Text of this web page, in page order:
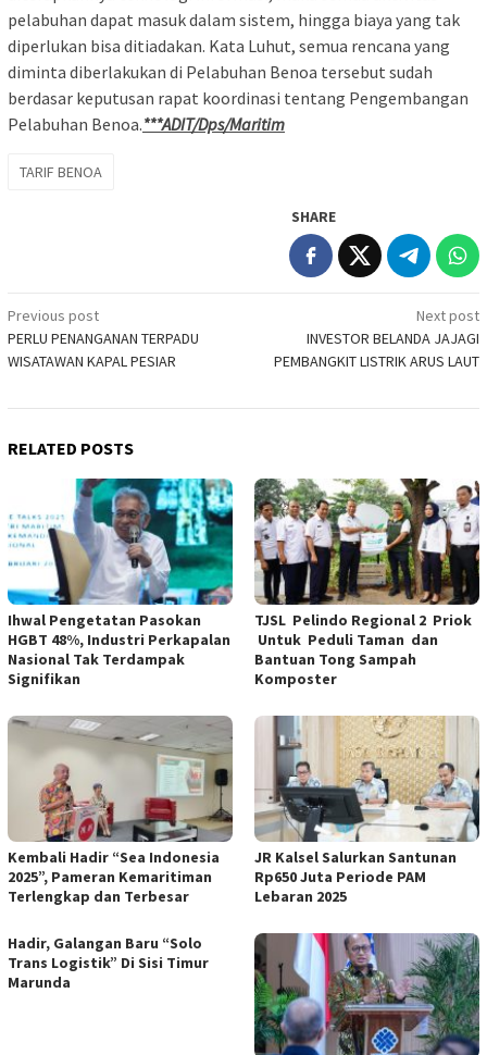
pelabuhan dapat masuk dalam sistem, hingga biaya yang tak
diperlukan bisa ditiadakan. Kata Luhut, semua rencana yang
diminta diberlakukan di Pelabuhan Benoa tersebut sudah
berdasar keputusan rapat koordinasi tentang Pengembangan
Pelabuhan Benoa.***ADIT/Dps/Maritim
TARIF BENOA
SHARE
Post
navigation
Previous post
PERLU PENANGANAN TERPADU
WISATAWAN KAPAL PESIAR
Next post
INVESTOR BELANDA JAJAGI
PEMBANGKIT LISTRIK ARUS LAUT
RELATED POSTS
Ihwal Pengetatan Pasokan
HGBT 48%, Industri Perkapalan
Nasional Tak Terdampak
Signifikan
TJSL Pelindo Regional 2 Priok
Untuk Peduli Taman dan
Bantuan Tong Sampah
Komposter
Kembali Hadir “Sea Indonesia
2025”, Pameran Kemaritiman
Terlengkap dan Terbesar
JR Kalsel Salurkan Santunan
Rp650 Juta Periode PAM
Lebaran 2025
Hadir, Galangan Baru “Solo
Trans Logistik” Di Sisi Timur
Marunda